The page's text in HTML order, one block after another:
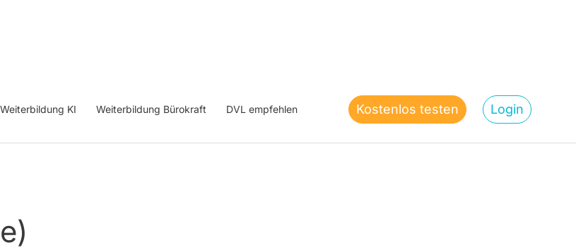
Weiterbildung KI Weiterbildung Bürokraft DVL empfehlen Kostenlos testen Login